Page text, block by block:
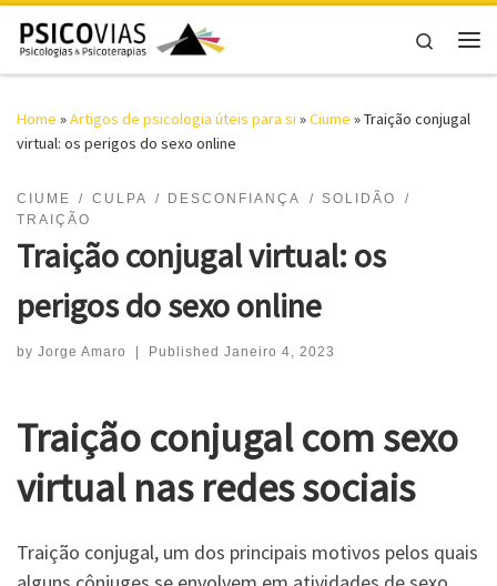
Skip to content
Search
Home »Artigos de psicologia úteis para si »Ciume »Traição conjugal
virtual: os perigos do sexo online
CIUME CULPA DESCONFIANÇA
SOLIDÃO
TRAIÇÃO
Traição conjugal virtual: os
perigos do sexo online
by Jorge Amaro | Published Janeiro 4, 2023
Traição conjugal com sexo
virtual nas redes sociais
Traição conjugal, um dos principais motivos pelos quais